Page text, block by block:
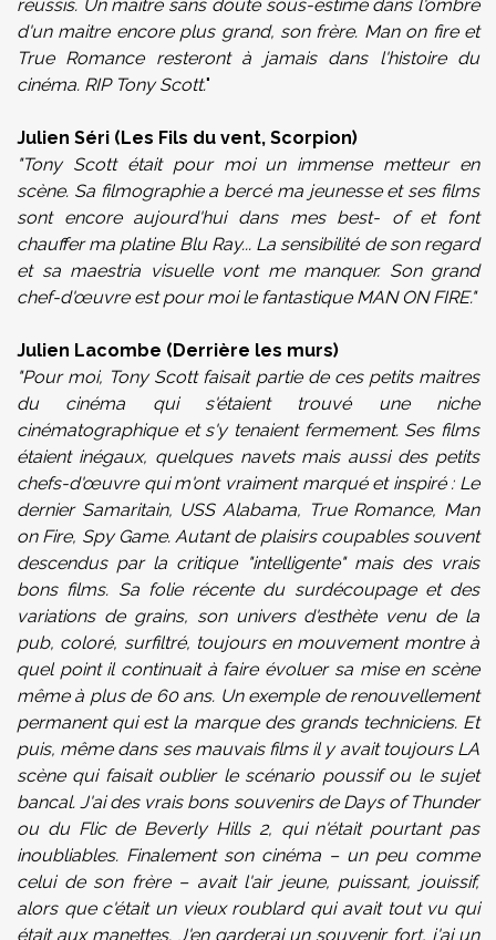
réussis. Un maitre sans doute sous-estimé dans l'ombre
d'un maitre encore plus grand, son frère. Man on fire et
True Romance resteront à jamais dans l'histoire du
cinéma. RIP Tony Scott."
Julien Séri (Les Fils du vent, Scorpion)
"Tony Scott était pour moi un immense metteur en
scène. Sa filmographie a bercé ma jeunesse et ses films
sont encore aujourd'hui dans mes best- of et font
chauffer ma platine Blu Ray... La sensibilité de son regard
et sa maestria visuelle vont me manquer. Son grand
chef-d'œuvre est pour moi le fantastique MAN ON FIRE."
Julien Lacombe (Derrière les murs)
"Pour moi, Tony Scott faisait partie de ces petits maitres
du cinéma qui s'étaient trouvé une niche
cinématographique et s'y tenaient fermement. Ses films
étaient inégaux, quelques navets mais aussi des petits
chefs-d'œuvre qui m'ont vraiment marqué et inspiré : Le
dernier Samaritain, USS Alabama, True Romance, Man
on Fire, Spy Game. Autant de plaisirs coupables souvent
descendus par la critique "intelligente" mais des vrais
bons films. Sa folie récente du surdécoupage et des
variations de grains, son univers d'esthète venu de la
pub, coloré, surfiltré, toujours en mouvement montre à
quel point il continuait à faire évoluer sa mise en scène
même à plus de 60 ans. Un exemple de renouvellement
permanent qui est la marque des grands techniciens. Et
puis, même dans ses mauvais films il y avait toujours LA
scène qui faisait oublier le scénario poussif ou le sujet
bancal. J'ai des vrais bons souvenirs de Days of Thunder
ou du Flic de Beverly Hills 2, qui n'était pourtant pas
inoubliables. Finalement son cinéma – un peu comme
celui de son frère – avait l'air jeune, puissant, jouissif,
alors que c'était un vieux roublard qui avait tout vu qui
était aux manettes. J'en garderai un souvenir fort, j'ai un